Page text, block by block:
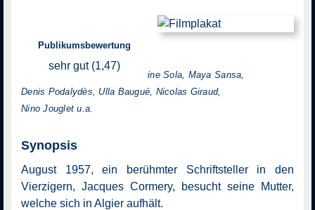
Publikumsbewertung
sehr gut (1,47)
mit: Jacques Gamblin, Catherine Sola, Maya Sansa,
Denis Podalydès, Ulla Baugué, Nicolas Giraud,
Nino Jouglet u.a.
Synopsis
August 1957, ein berühmter Schriftsteller in den
Vierzigern, Jacques Cormery, besucht seine Mutter,
welche sich in Algier aufhält.